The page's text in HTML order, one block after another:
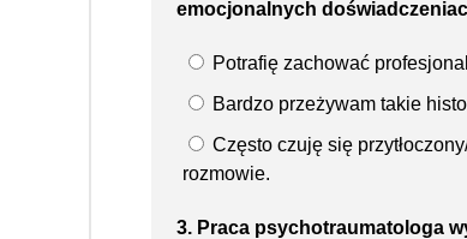
emocjonalnych
Potrafię zachować
Bardzo przeżywam takie
Często czuję się
rozmowie.
3. Praca psychotraumatologa